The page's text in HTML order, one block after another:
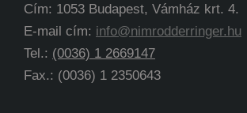
Cím: 1053 Budapest, Vámház krt. 4.
E-mail cím: info@nimrodderringer.hu
Tel.: (0036) 1 2669147
Fax.: (0036) 1 2350643